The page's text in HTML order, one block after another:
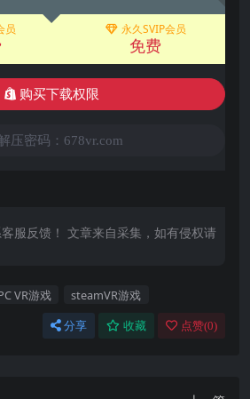
员 永久SVIP会员
免费
购买下载权限
压密码：678vr.com
服反馈！ 文章来自采集，如有侵权请
VR游戏 steamVR游戏
分享 收藏 点赞(0)